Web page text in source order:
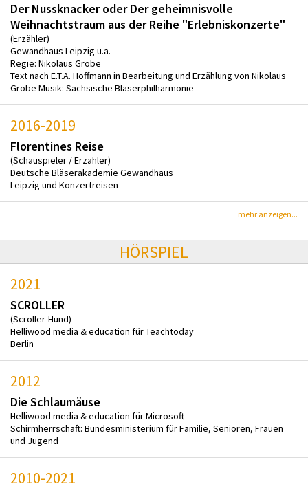
Der Nussknacker oder Der geheimnisvolle
Weihnachtstraum aus der Reihe "Erlebniskonzerte"
(Erzähler)
Gewandhaus Leipzig u.a.
Regie: Nikolaus Gröbe
Text nach E.T.A. Hoffmann in Bearbeitung und Erzählung von Nikolaus
Gröbe Musik: Sächsische Bläserphilharmonie
2016-2019
Florentines Reise
(Schauspieler / Erzähler)
Deutsche Bläserakademie Gewandhaus
Leipzig und Konzertreisen
mehr anzeigen...
HÖRSPIEL
2021
SCROLLER
(Scroller-Hund)
Helliwood media & education für Teachtoday
Berlin
2012
Die Schlaumäuse
Helliwood media & education für Microsoft
Schirmherrschaft: Bundesministerium für Familie, Senioren, Frauen
und Jugend
2010-2021